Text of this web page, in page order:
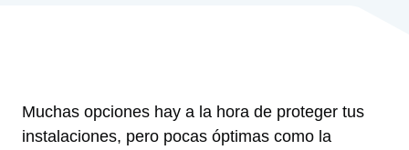
Muchas opciones hay a la hora de proteger tus
instalaciones, pero pocas óptimas como la